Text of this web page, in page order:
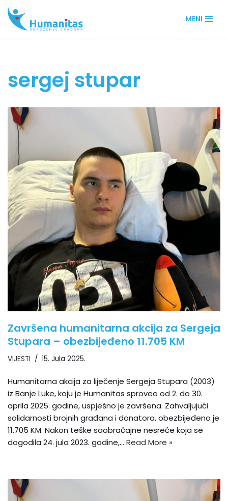
Skip
MENI
sergej stupar
Završena humanitarna akcija za Sergeja
Stupara – obezbijeđeno 11.705 KM
VIJESTI 15. Jula 2025.
Humanitarna akcija za liječenje Sergeja Stupara (2003)
iz Banje Luke, koju je Humanitas sproveo od 2. do 30.
aprila 2025. godine, uspješno je završena. Zahvaljujući
solidarnosti brojnih građana i donatora, obezbijeđeno je
11.705 KM. Nakon teške saobraćajne nesreće koja se
dogodila 24. jula 2023. godine,… Read More »